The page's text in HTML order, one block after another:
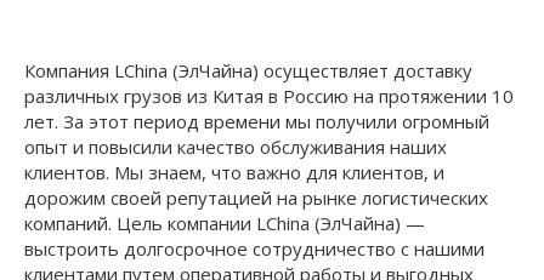
Компания LChina (ЭлЧайна) осуществляет доставку
различных грузов из Китая в Россию на протяжении 10
лет. За этот период времени мы получили огромный
опыт и повысили качество обслуживания наших
клиентов. Мы знаем, что важно для клиентов, и
дорожим своей репутацией на рынке логистических
компаний. Цель компании LChina (ЭлЧайна) —
выстроить долгосрочное сотрудничество с нашими
клиентами путем оперативной работы и выгодных